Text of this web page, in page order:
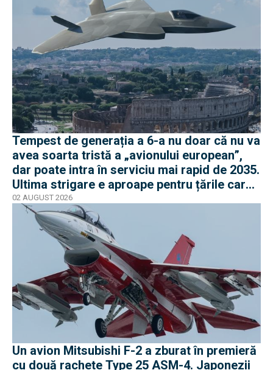
Tempest de generația a 6-a nu doar că nu va
avea soarta tristă a „avionului european”,
dar poate intra în serviciu mai rapid de 2035.
Ultima strigare e aproape pentru țările care
vor în program
02 AUGUST 2026
Un avion Mitsubishi F-2 a zburat în premieră
cu două rachete Type 25 ASM-4. Japonezii